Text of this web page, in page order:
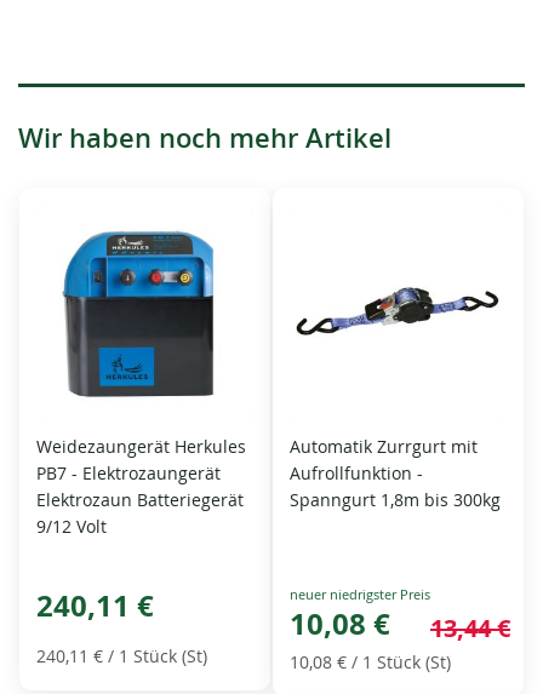
Wir haben noch mehr Artikel
Weidezaungerät Herkules
PB7 - Elektrozaungerät
Elektrozaun Batteriegerät
9/12 Volt
240,11 €
240,11 € / 1 Stück (St)
Automatik Zurrgurt mit
Aufrollfunktion -
Spanngurt 1,8m bis 300kg
Special
Price
10,08 € 13,44 €
10,08 € / 1 Stück (St)